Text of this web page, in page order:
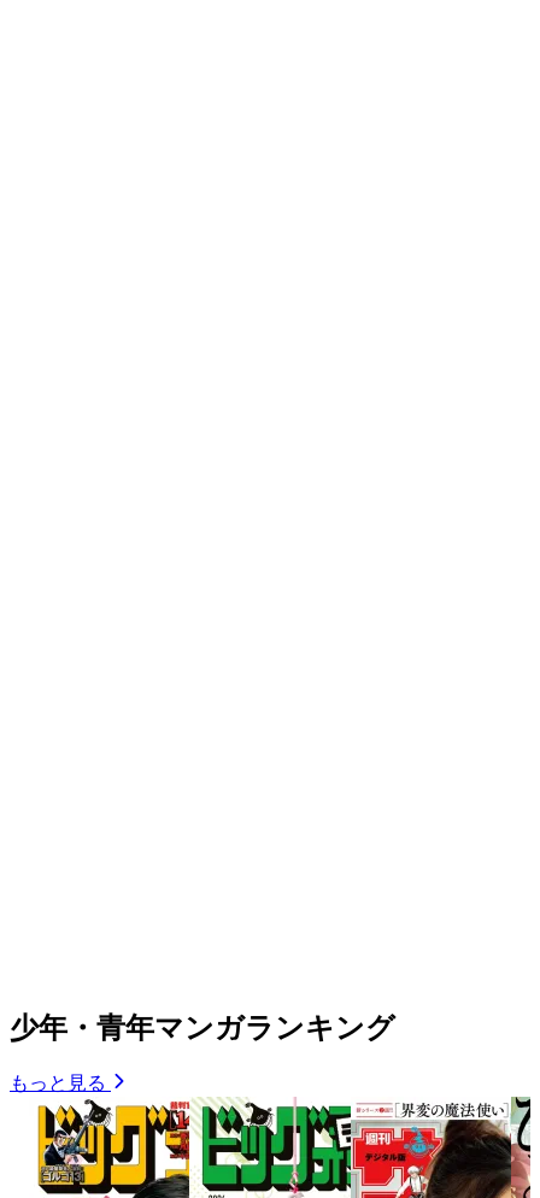
少年・青年マンガランキング
もっと見る